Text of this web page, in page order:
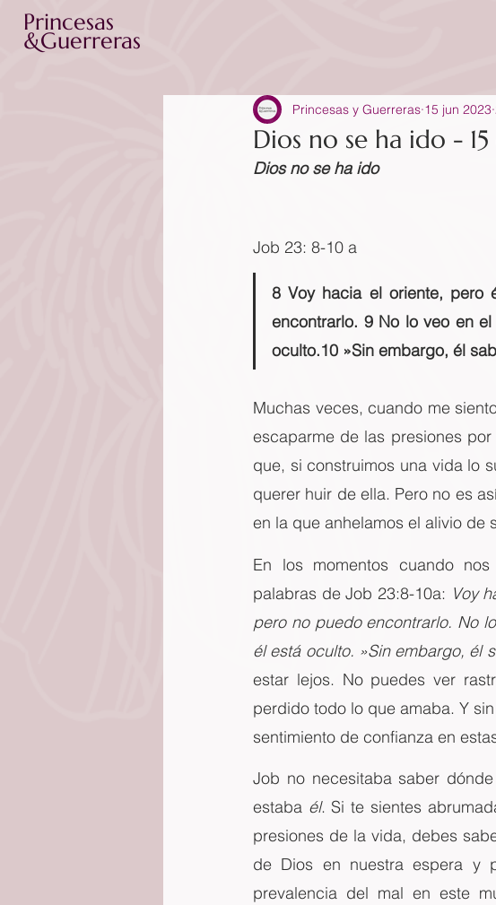
Princesas
&Guerreras
Dios no se ha ido -
Princesas y Guerreras 15 jun 2023
Dios no se ha ido
Job 23: 8-10 a
8 Voy hacia el oriente, pero
encontrarlo. 9 No lo veo en
oculto.10 »Sin embargo, él
Muchas veces, cuando me
escaparme de las presiones
que, si construimos una vida lo
querer huir de ella. Pero no es
en la que anhelamos el alivio de
En los momentos cuando
palabras de Job 23:8-10a: Voy
pero no puedo encontrarlo. No
él está oculto. »Sin embargo, él
estar lejos. No puedes ver
perdido todo lo que amaba. Y
sentimiento de confianza en
Job no necesitaba saber
estaba él. Si te sientes
presiones de la vida, debes
de Dios en nuestra espera y
prevalencia del mal en este